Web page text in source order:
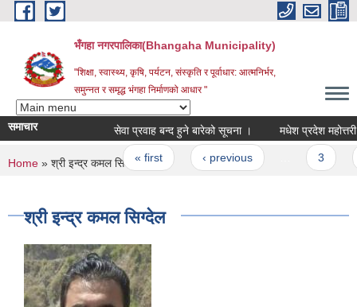
Skip to main content
भँगहा नगरपालिका(Bhangaha Municipality)
"शिक्षा, स्वास्थ्य, कृषि, पर्यटन, संस्कृति र पूर्वाधार: आत्मनिर्भर,
समुन्नत र समृद्ध भंगहा निर्माणको आधार "
समाचार सेवा प्रवाह बन्द हुने बारेको सूचना ।
Pages
« first ‹ previous
You are here
Home » श्री इन्द्र कमल सिग्देल
श्री इन्द्र कमल सिग्देल